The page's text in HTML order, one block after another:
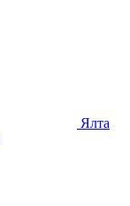
Ялта